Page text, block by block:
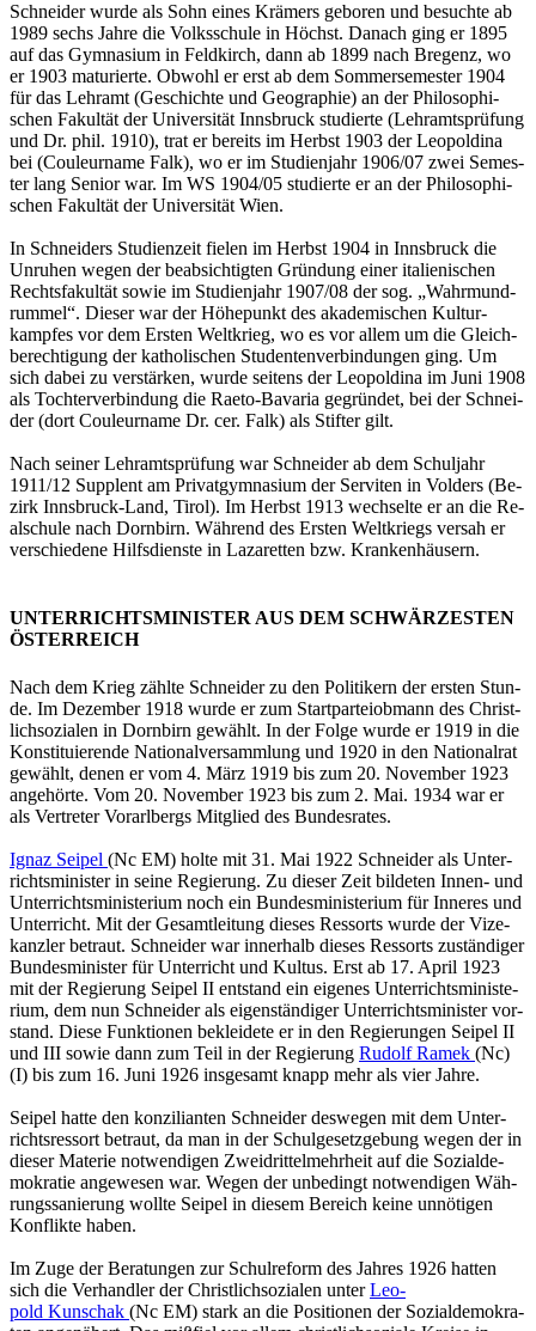
Schnei­der wurde als Sohn eines Krä­mers ge­bo­ren und be­such­te ab
1989 sechs Jahre die Volks­schu­le in Höchst. Da­nach ging er 1895
auf das Gym­na­si­um in Feld­kirch, dann ab 1899 nach Bre­genz, wo
er 1903 ma­tu­rier­te. Ob­wohl er erst ab dem Som­mer­se­mes­ter 1904
für das Lehr­amt (Ge­schich­te und Geo­gra­phie) an der Phi­lo­so­phi­
schen Fa­kul­tät der Uni­ver­si­tät Inns­bruck stu­dier­te (Lehr­amts­prü­fung
und Dr. phil. 1910), trat er be­reits im Herbst 1903 der Leo­pol­di­na
bei (Cou­leur­na­me Falk), wo er im Stu­di­en­jahr 1906/07 zwei Se­mes­
ter lang Se­ni­or war. Im WS 1904/05 stu­dier­te er an der Phi­lo­so­phi­
schen Fa­kul­tät der Uni­ver­si­tät Wien.
In Schnei­ders Stu­di­en­zeit fie­len im Herbst 1904 in Inns­bruck die
Un­ru­hen wegen der be­ab­sich­tig­ten Grün­dung einer ita­lie­ni­schen
Rechts­fa­kul­tät sowie im Stu­di­en­jahr 1907/08 der sog. „Wahr­mund­
rum­mel“. Die­ser war der Hö­he­punkt des aka­de­mi­schen Kul­tur­
kamp­fes vor dem Ers­ten Welt­krieg, wo es vor allem um die Gleich­
be­rech­ti­gung der ka­tho­li­schen Stu­den­ten­ver­bin­dun­gen ging. Um
sich dabei zu ver­stär­ken, wurde sei­tens der Leo­pol­di­na im Juni 1908
als Toch­ter­ver­bin­dung die Raeto-Ba­va­ria ge­grün­det, bei der Schnei­
der (dort Cou­leur­na­me Dr. cer. Falk) als Stif­ter gilt.
Nach sei­ner Lehr­amts­prü­fung war Schnei­der ab dem Schul­jahr
1911/12 Sup­plent am Pri­vat­gym­na­si­um der Ser­vi­ten in Vol­ders (Be­
zirk Inns­bruck-Land, Tirol). Im Herbst 1913 wech­sel­te er an die Re­
al­schu­le nach Dorn­birn. Wäh­rend des Ers­ten Welt­kriegs ver­sah er
ver­schie­de­ne Hilfs­diens­te in La­za­ret­ten bzw. Kran­ken­häu­sern.
UNTERRICHTSMINISTER AUS DEM SCHWÄRZESTEN
ÖSTERREICH
Nach dem Krieg zähl­te Schnei­der zu den Po­li­ti­kern der ers­ten Stun­
de. Im De­zem­ber 1918 wurde er zum Start­par­tei­ob­mann des Christ­
lich­so­zia­len in Dorn­birn ge­wählt. In der Folge wurde er 1919 in die
Kon­sti­tu­ie­ren­de Na­tio­nal­ver­samm­lung und 1920 in den Na­tio­nal­rat
ge­wählt, denen er vom 4. März 1919 bis zum 20. No­vem­ber 1923
an­ge­hör­te. Vom 20. No­vem­ber 1923 bis zum 2. Mai. 1934 war er
als Ver­tre­ter Vor­arl­bergs Mit­glied des Bun­des­ra­tes.
Ignaz Sei­pel (Nc EM) holte mit 31. Mai 1922 Schnei­der als Un­ter­
richts­mi­nis­ter in seine Re­gie­rung. Zu die­ser Zeit bil­de­ten Innen- und
Un­ter­richts­mi­nis­te­ri­um noch ein Bun­des­mi­nis­te­ri­um für In­ne­res und
Un­ter­richt. Mit der Ge­samt­lei­tung die­ses Res­sorts wurde der Vi­ze­
kanz­ler be­traut. Schnei­der war in­ner­halb die­ses Res­sorts zu­stän­di­ger
Bun­des­mi­nis­ter für Un­ter­richt und Kul­tus. Erst ab 17. April 1923
mit der Re­gie­rung Sei­pel II ent­stand ein ei­ge­nes Un­ter­richts­mi­nis­te­
ri­um, dem nun Schnei­der als ei­gen­stän­di­ger Un­ter­richts­mi­nis­ter vor­
stand. Diese Funk­tio­nen be­klei­de­te er in den Re­gie­run­gen Sei­pel II
und III sowie dann zum Teil in der Re­gie­rung Ru­dolf Ramek (Nc)
(I) bis zum 16. Juni 1926 ins­ge­samt knapp mehr als vier Jahre.
Sei­pel hatte den kon­zi­li­an­ten Schnei­der des­we­gen mit dem Un­ter­
richts­res­sort be­traut, da man in der Schul­ge­setz­ge­bung wegen der in
die­ser Ma­te­rie not­wen­di­gen Zwei­drit­tel­mehr­heit auf die So­zi­al­de­
mo­kra­tie an­ge­we­sen war. Wegen der un­be­dingt not­wen­di­gen Wäh­
rungs­sa­nie­rung woll­te Sei­pel in die­sem Be­reich keine un­nö­ti­gen
Kon­flik­te haben.
Im Zuge der Be­ra­tun­gen zur Schul­re­form des Jah­res 1926 hat­ten
sich die Ver­hand­ler der Christ­lich­so­zia­len unterLeo­
pold Kunschak (Nc EM) stark an die Po­si­tio­nen der So­zi­al­de­mo­kra­